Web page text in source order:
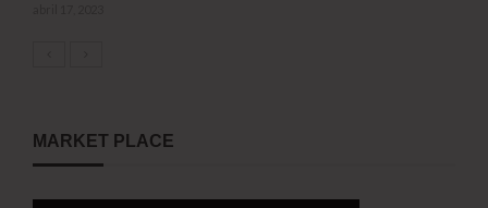
MARKET PLACE